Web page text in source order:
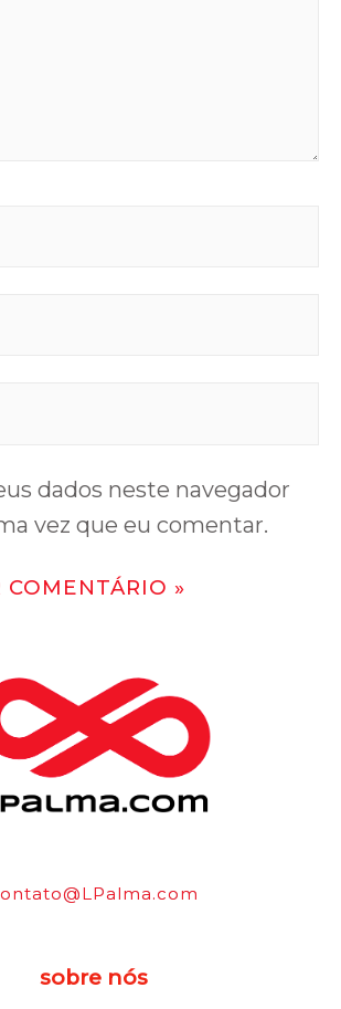
dados neste navegador
vez que eu comentar.
sobre nós